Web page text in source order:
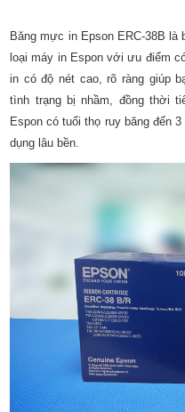
Băng mực in Epson ERC-38B
loại máy in Espon với ưu điểm
in có độ nét cao, rõ ràng giúp
tình trạng bị nhầm, đồng thời
Espon có tuổi thọ ruy băng đến
dụng lâu bền.